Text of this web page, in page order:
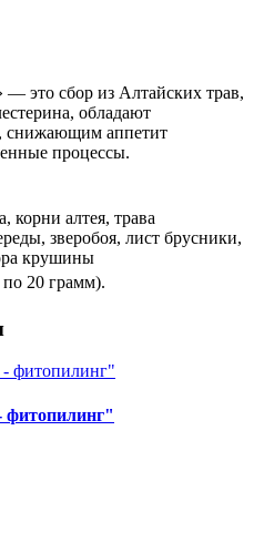
это сбор из Алтайских трав,
обладают
снижающим аппетит
процессы.
корни алтея, трава
зверобоя, лист брусники,
крушины
по 20 грамм).
фитопилинг"